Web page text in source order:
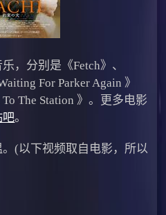
分别是《Fetch》、
For Parker Again 》
To The Station 》。更多电影
吧。
(以下视频取自电影，所以